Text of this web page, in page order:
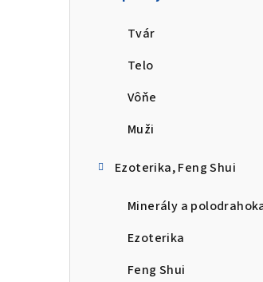
Tvár
Telo
Vôňe
Muži
Ezoterika, Feng Shui
Minerály a
Ezoterika
Feng Shui